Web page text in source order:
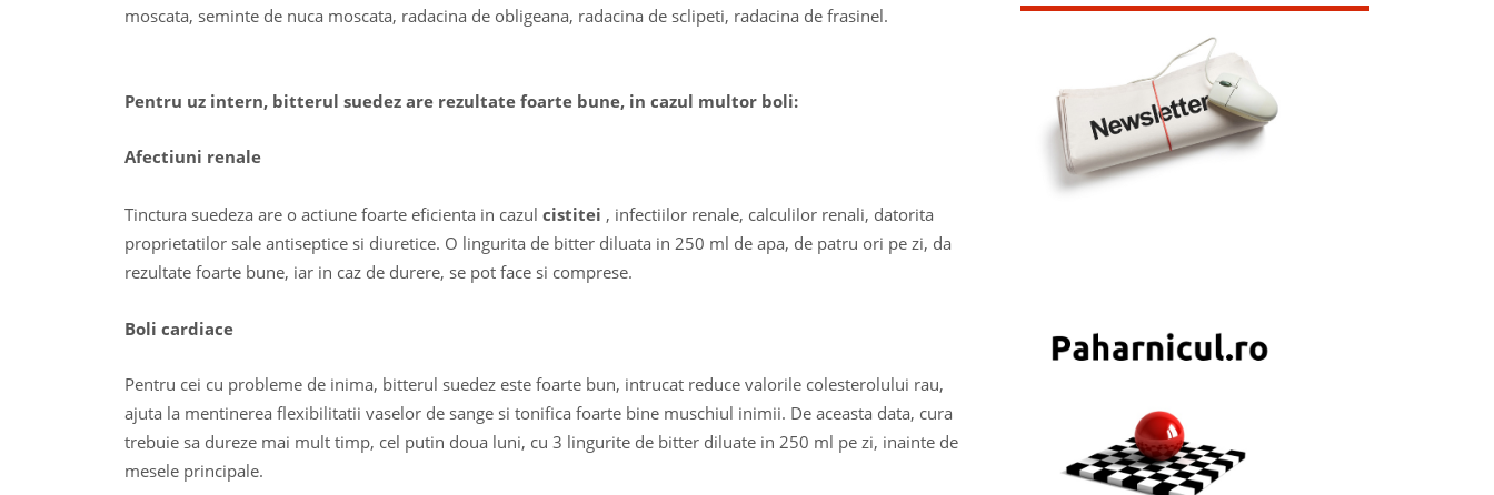
moscata, seminte de nuca moscata, radacina de obligeana, radacina de sclipeti, radacina de frasinel.
Pentru uz intern, bitterul suedez are rezultate foarte bune, in cazul multor boli:
Afectiuni renale
Tinctura suedeza are o actiune foarte eficienta in cazul cistitei , infectiilor renale, calculilor renali, datorita
proprietatilor sale antiseptice si diuretice. O lingurita de bitter diluata in 250 ml de apa, de patru ori pe zi, da
rezultate foarte bune, iar in caz de durere, se pot face si comprese.
Boli cardiace
Pentru cei cu probleme de inima, bitterul suedez este foarte bun, intrucat reduce valorile colesterolului rau,
ajuta la mentinerea flexibilitatii vaselor de sange si tonifica foarte bine muschiul inimii. De aceasta data, cura
trebuie sa dureze mai mult timp, cel putin doua luni, cu 3 lingurite de bitter diluate in 250 ml pe zi, inainte de
mesele principale.